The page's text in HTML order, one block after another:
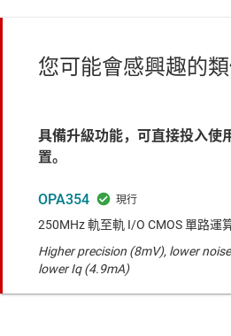
您可能會感興趣的
具備升級功能，可直接投入使
置。
OPA354
250MHz 軌至軌 I/O CMOS 單路運
Higher precision (8mV), lower
lower Iq (4.9mA)